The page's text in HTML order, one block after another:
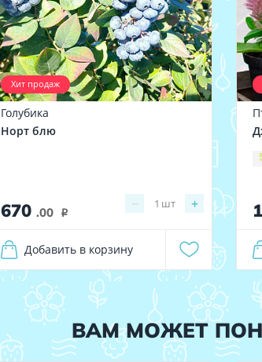
Хит продаж
Голубика
Норт блю
670 .00 i
− +
1 шт
Добавить в корзину
ВАМ МОЖЕТ